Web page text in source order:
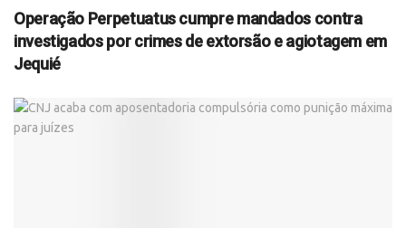
Operação Perpetuatus cumpre mandados contra
investigados por crimes de extorsão e agiotagem em
Jequié